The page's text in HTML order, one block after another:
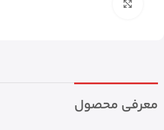
معرفی محصول